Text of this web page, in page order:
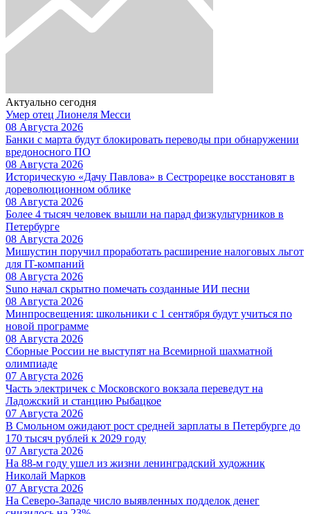
Актуально сегодня
Умер отец Лионеля Месси
08 Августа 2026
Банки с марта будут блокировать переводы при обнаружении
вредоносного ПО
08 Августа 2026
Историческую «Дачу Павлова» в Сестрорецке восстановят в
дореволюционном облике
08 Августа 2026
Более 4 тысяч человек вышли на парад физкультурников в
Петербурге
08 Августа 2026
Мишустин поручил проработать расширение налоговых льгот
для IT-компаний
08 Августа 2026
Suno начал скрытно помечать созданные ИИ песни
08 Августа 2026
Минпросвещения: школьники с 1 сентября будут учиться по
новой программе
08 Августа 2026
Сборные России не выступят на Всемирной шахматной
олимпиаде
07 Августа 2026
Часть электричек с Московского вокзала переведут на
Ладожский и станцию Рыбацкое
07 Августа 2026
В Смольном ожидают рост средней зарплаты в Петербурге до
170 тысяч рублей к 2029 году
07 Августа 2026
На 88-м году ушел из жизни ленинградский художник
Николай Марков
07 Августа 2026
На Северо-Западе число выявленных подделок денег